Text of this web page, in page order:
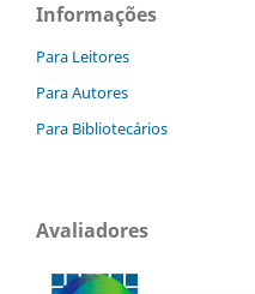
Informações
Para Leitores
Para Autores
Para Bibliotecários
Avaliadores